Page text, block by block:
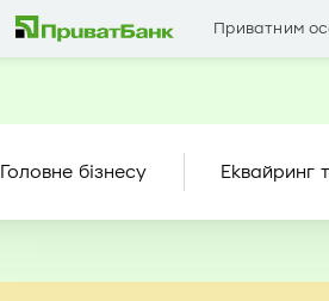
Приватним
Головне бізнесу Еквайринг